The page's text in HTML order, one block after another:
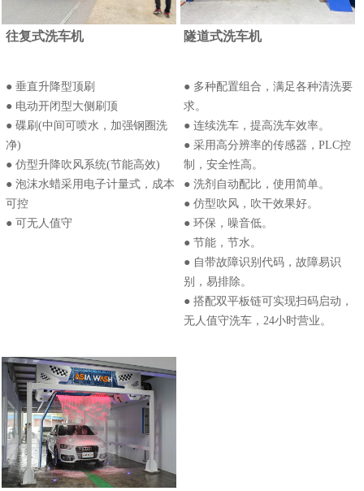
往复式洗车机
● 垂直升降型顶刷
● 电动开闭型大侧刷顶
● 碟刷(中间可喷水，加强钢圈洗
净)
● 仿型升降吹风系统(节能高效)
● 泡沫水蜡采用电子计量式，成本
可控
● 可无人值守
隧道式洗车机
● 多种配置组合，满足各种清洗要
求。
● 连续洗车，提高洗车效率。
● 采用高分辨率的传感器，PLC控
制，安全性高。
● 洗剂自动配比，使用简单。
● 仿型吹风，吹干效果好。
● 环保，噪音低。
● 节能，节水。
● 自带故障识别代码，故障易识
别，易排除。
● 搭配双平板链可实现扫码启动，
无人值守洗车，24小时营业。